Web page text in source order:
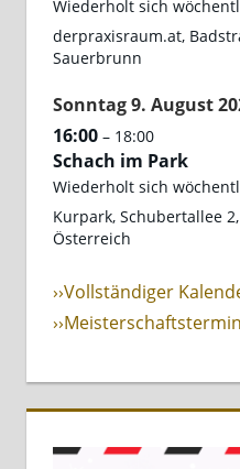
Wiederholt sich
derpraxisraum.at,
Sauerbrunn
Sonntag9. August
16:00 – 18:00
Schach im Park
Wiederholt sich
Kurpark, Schubertallee
Österreich
››Vollständiger